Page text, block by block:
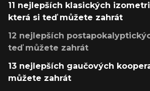
11 nejlepších klasických
která si teď můžete zahrát
12 nejlepších
teď můžete zahrát
13 nejlepších gaučových
můžete zahrát